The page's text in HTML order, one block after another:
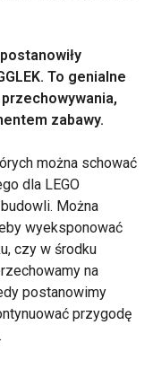
To genialne
zabawy.
można schować
dla LEGO
Można
wyeksponować
czy w środku
na
postanowimy
przygodę